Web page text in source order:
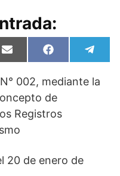
Compartir
en
E
m
i
Compartir
en
F
a
e
o
o
k
en
e
e
002, mediante la
de
Registros
20 de enero de